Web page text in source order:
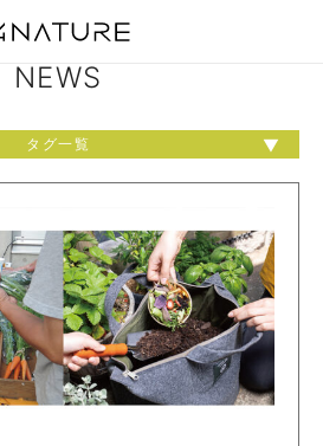
NEWS
タグ一覧